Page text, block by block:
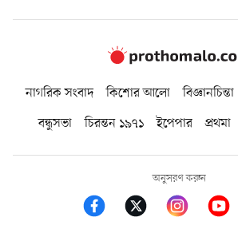
নাগরিক সংবাদ কিশোর আলো বিজ্ঞানচিন্তা
বন্ধুসভা
চিরন্তন ১৯৭১ ইপেপার প্রথমা
অনুসরণ করুন